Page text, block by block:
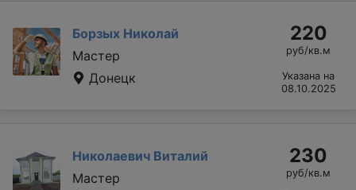
Борзых Николай
Мастер
Донецк
220
руб/кв.м
Указана на
08.10.2025
Николаевич Виталий
Мастер
230
руб/кв.м